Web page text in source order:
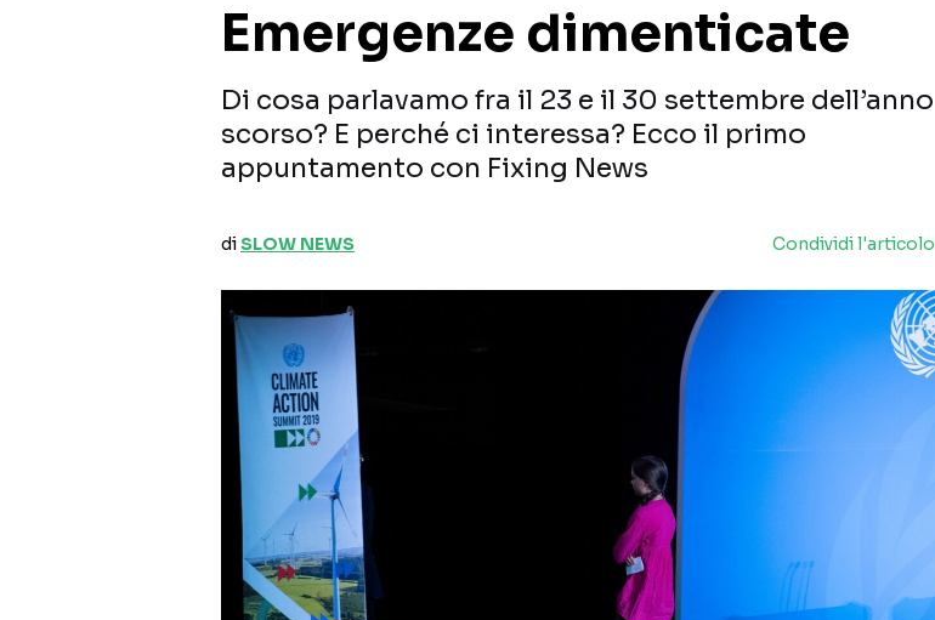
Emergenze dimenticate
Di cosa parlavamo fra il 23 e il 30 settembre dell’anno
scorso? E perché ci interessa? Ecco il primo
appuntamento con Fixing News
diSLOW NEWS Condividi l'articolo